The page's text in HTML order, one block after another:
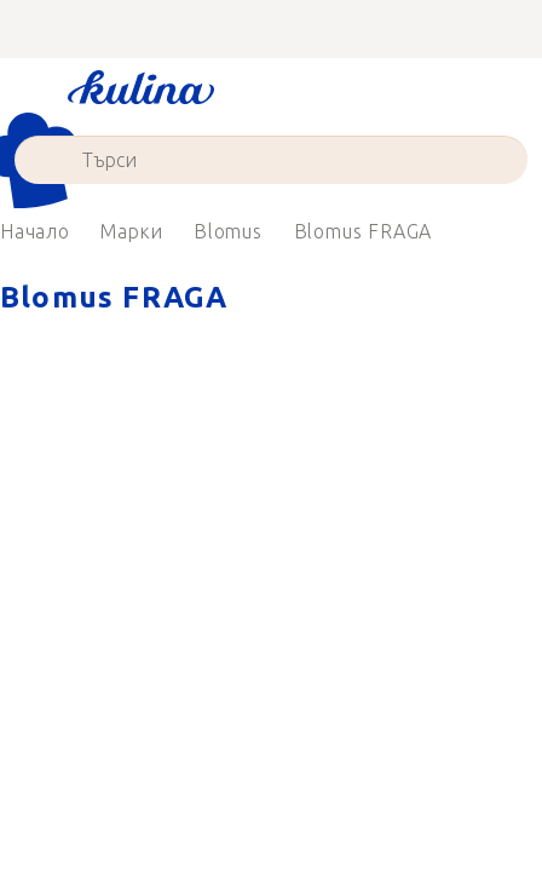
съдържанието
Начало Марки Blomus Blomus FRAGA
Blomus FRAGA